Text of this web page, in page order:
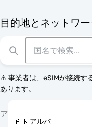
目的地とネットワー
⚠️ 事業者は、eSIMが接続す
あります。
ア
🇦🇼アルバ